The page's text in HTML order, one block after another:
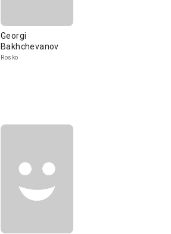
Georgi
Bakhchevanov
Rosko